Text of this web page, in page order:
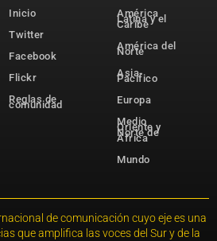
Inicio
Twitter
Facebook
Flickr
Reglas de
comunidad
América
Latina y el
Caribe
América del
Norte
Asia-
Pacífico
Europa
Medio
Oriente y
Norte de
África
Mundo
de comunicación cuyo eje es una
que amplifica las voces del Sur y de la